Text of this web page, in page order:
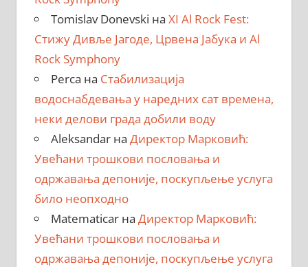
Tomislav Donevski на XI Al Rock Fest:
Стижу Дивље Јагоде, Црвена Јабука и Al
Rock Symphony
Perca на Стабилизација
водоснабдевања у наредних сат времена,
неки делови града добили воду
Aleksandarна Директор Марковић:
Увећани трошкови пословања и
одржавања депоније, поскупљење услуга
било неопходно
Matematicarна Директор Марковић:
Увећани трошкови пословања и
одржавања депоније, поскупљење услуга